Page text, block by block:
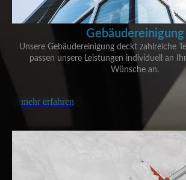
Gebäudereinigung
Unsere Gebäudereinigung deckt zahlreiche
passen unsere Leistungen individuell an
Wünsche an.
mehr erfahren